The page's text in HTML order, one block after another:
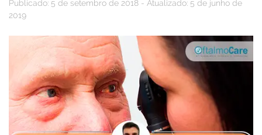
Publicado: 5 de setembro de 2018 - Atualizado: 5 de junho de
2019